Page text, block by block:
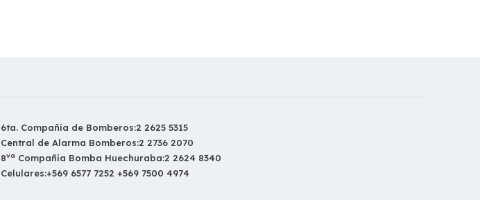
6ta. Compañía de Bomberos:2 2625 5315
Central de Alarma Bomberos:2 2736 2070
8va Compañía Bomba Huechuraba:2 2624 8340
Celulares:+569 6577 7252 +569 7500 4974